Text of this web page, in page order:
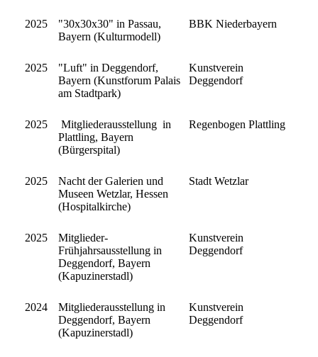
2025
"30x30x30" in Passau,
Bayern (Kulturmodell)
BBK Niederbayern
2025
"Luft" in Deggendorf,
Bayern (Kunstforum Palais
am Stadtpark)
Kunstverein
Deggendorf
2025
Mitgliederausstellung in
Plattling, Bayern
(Bürgerspital)
Regenbogen Plattling
2025
Nacht der Galerien und
Museen Wetzlar, Hessen
(Hospitalkirche)
Stadt Wetzlar
2025
Mitglieder-
Frühjahrsausstellung in
Deggendorf, Bayern
(Kapuzinerstadl)
Kunstverein
Deggendorf
2024
Mitgliederausstellung in
Deggendorf, Bayern
(Kapuzinerstadl)
Kunstverein
Deggendorf